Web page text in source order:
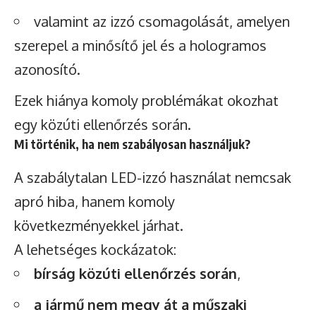
valamint az izzó csomagolását, amelyen
szerepel a minősítő jel és a hologramos
azonosító.
Ezek hiánya komoly problémákat okozhat
egy közúti ellenőrzés során.
Mi történik, ha nem szabályosan használjuk?
A szabálytalan LED-izzó használat nemcsak
apró hiba, hanem komoly
következményekkel járhat.
A lehetséges kockázatok:
bírság közúti ellenőrzés során,
a jármű nem megy át a műszaki